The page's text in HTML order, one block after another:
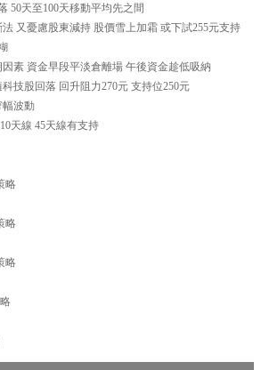
50天至100天移動平均先之間
法 又憂慮股東減持 股價雪上加霜 或下試255元支持
因素 資金早段平淡倉離場 午後資金趁低吸納
技股回落 回升阻力270元 支持位250元
幅波動
天線 45天線有支持
略
略
略